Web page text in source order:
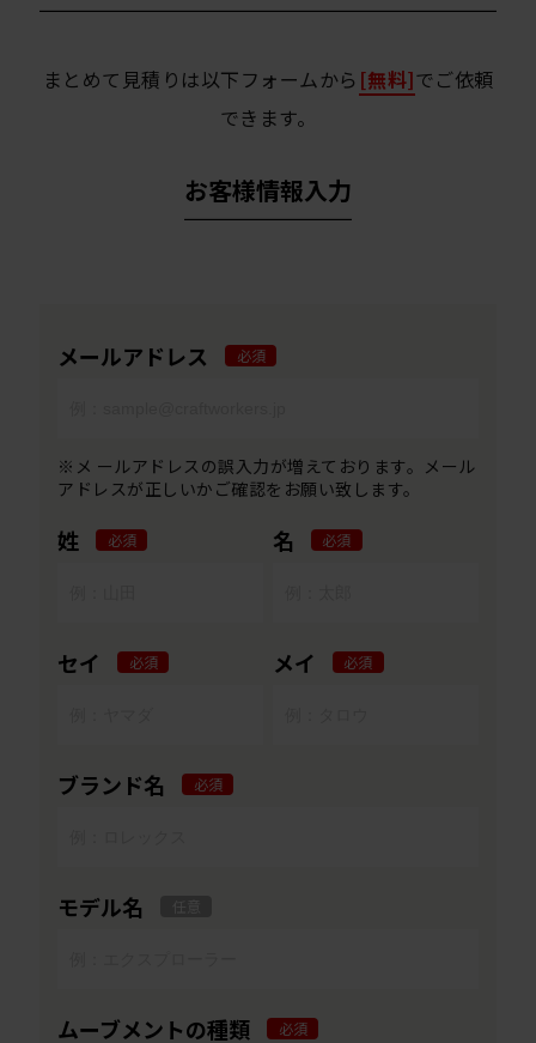
まとめて見積りは以下フォームから [無料]でご依頼
できます。
お客様情報入力
メールアドレス 必須
※メ ールアドレスの誤入力が増えております。メール
アドレスが正しいかご確認をお願い致します。
姓 必須 名 必須
セイ 必須 メイ 必須
ブランド名 必須
モデル名
ムーブメントの種類 必須